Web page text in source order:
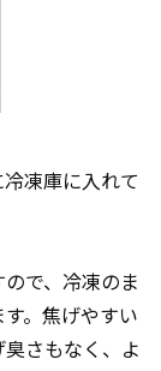
凍庫に入れて
で、冷凍のま
。焦げやすい
さもなく、よ